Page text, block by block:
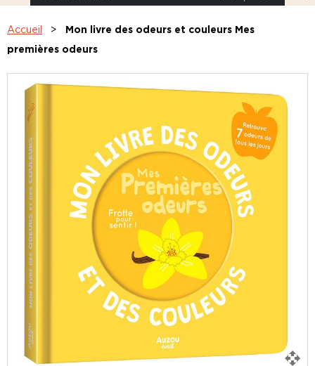
Accueil
Mon livre des odeurs et couleurs Mes
premières odeurs